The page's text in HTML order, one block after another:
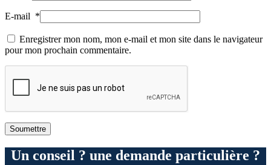
E-mail *
Enregistrer mon nom, mon e-mail et mon site dans le navigateur
pour mon prochain commentaire.
Un conseil ? une demande particulière ?